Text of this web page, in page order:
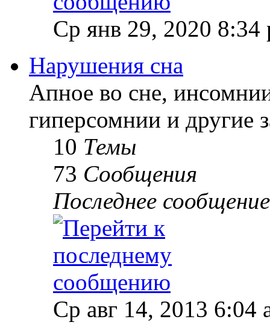
Ср янв 29, 2020 8:34
Нарушения сна
Апное во сне,
гиперсомнии и другие
10 Темы
73 Сообщения
Последнее сообщение
Ср авг 14, 2013 6:04